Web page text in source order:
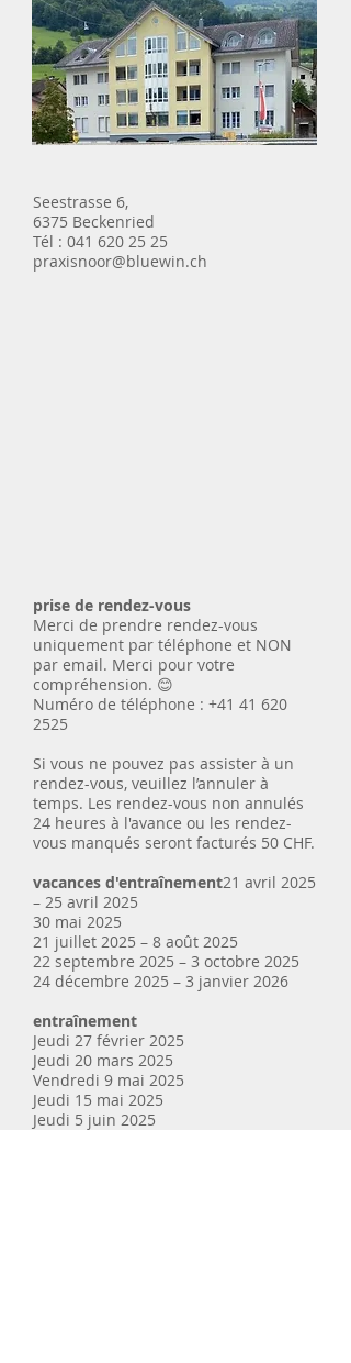
Seestrasse 6,
6375 Beckenried
Tél : 041 620 25 25
praxisnoor@bluewin.ch
prise de rendez-vous
Merci de prendre rendez-vous
uniquement par téléphone et NON
par email. Merci pour votre
compréhension. 😊
Numéro de téléphone : +41 41 620
2525
Si vous ne pouvez pas assister à un
rendez-vous, veuillez l’annuler à
temps. Les rendez-vous non annulés
24 heures à l'avance ou les rendez-
vous manqués seront facturés 50 CHF.
vacances d'entraînement21 avril 2025
– 25 avril 2025
30 mai 2025
21 juillet 2025 – 8 août 2025
22 septembre 2025 – 3 octobre 2025
24 décembre 2025 – 3 janvier 2026
entraînement
Jeudi 27 février 2025
Jeudi 20 mars 2025
Vendredi 9 mai 2025
Jeudi 15 mai 2025
Jeudi 5 juin 2025